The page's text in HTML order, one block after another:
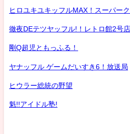
ヒロユキユキッフルMAX！スーパーク
徹夜DEテツヤッフル!！レトロ館2号店
剛Q超児ともっふる！
ヤナッフル ゲームだいすき6！放送局
ヒウラー総統の野望
魁!!アイドル塾!